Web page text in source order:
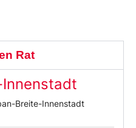
Rat
Breite-Innenstadt